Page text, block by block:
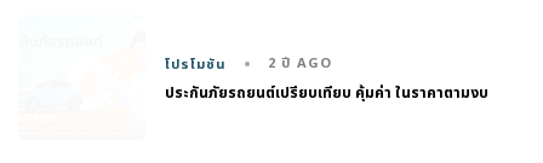
โปรโมชัน 2 ปี AGO
ประกันภัยรถยนต์เปรียบเทียบ คุ้มค่า ในราคาตามงบ